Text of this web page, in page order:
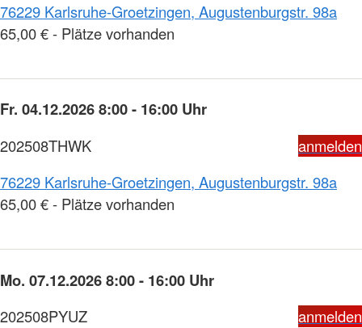
76229 Karlsruhe-Groetzingen, Augustenburgstr. 98a
65,00 € - Plätze vorhanden
Fr. 04.12.2026 8:00 - 16:00 Uhr
202508THWK
anmelden
76229 Karlsruhe-Groetzingen, Augustenburgstr. 98a
65,00 € - Plätze vorhanden
Mo. 07.12.2026 8:00 - 16:00 Uhr
202508PYUZ
anmelden